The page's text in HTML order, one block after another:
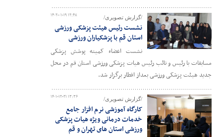
۱۴۰۲-۰۱-۱۹ ۱۲:۴۸ /گزارش تصویری/
نشست رئیس هیئت پزشکی ورزشی
استان قم با پزشکیاران ورزشی
نشست اعضاء کمیته پوشش پزشکی
مسابقات با رئیس و نائب رئیس هیات پزشکی ورزشی استان قم در محل
جدید هیئت پزشکی ورزشی بعداز افطار برگزار شد.
۱۴۰۱-۱۲-۲۱ ۱۳:۳۶ /گزارش تصویری/
کارگاه آموزشی نرم افزار جامع
خدمات درمانی ویژه هیات پزشکی
ورزشی استان های تهران و قم